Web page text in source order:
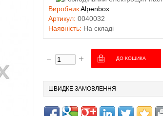
ВиробникAlpenbox
Артикул: 0040032
Наявність: На складі
ШВИДКЕ ЗАМОВЛЕННЯ